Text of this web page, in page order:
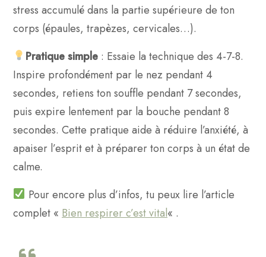
stress accumulé dans la partie supérieure de ton
corps (épaules, trapèzes, cervicales…).
Pratique simple: Essaie la technique des 4-7-8.
Inspire profondément par le nez pendant 4
secondes, retiens ton souffle pendant 7 secondes,
puis expire lentement par la bouche pendant 8
secondes. Cette pratique aide à réduire l’anxiété, à
apaiser l’esprit et à préparer ton corps à un état de
calme.
Pour encore plus d’infos, tu peux lire l’article
complet « Bien respirer c’est vital« .